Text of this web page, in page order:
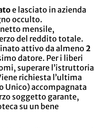
e lasciato in azienda
occulto.
mensile,
del reddito totale.
attivo da almeno 2
datore. Per i liberi
superare l’istruttoria
richiesta l’ultima
Unico) accompagnata
soggetto garante,
su un bene